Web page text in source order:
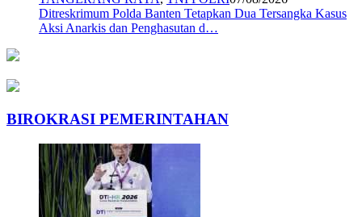
Ditreskrimum Polda Banten Tetapkan Dua Tersangka Kasus
Aksi Anarkis dan Penghasutan d…
BIROKRASI PEMERINTAHAN